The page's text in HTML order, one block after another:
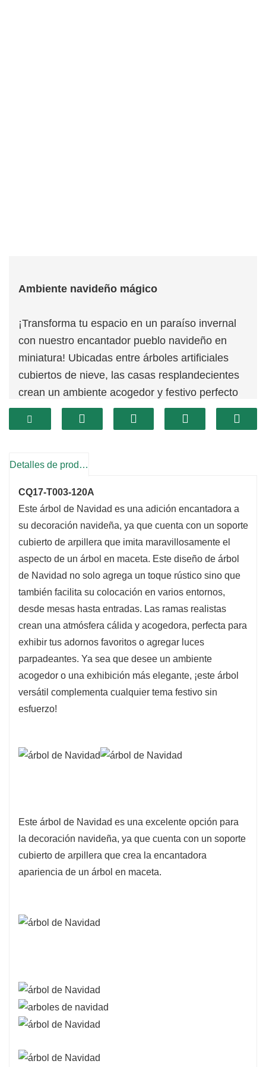
Ambiente navideño mágico
¡Transforma tu espacio en un paraíso invernal
con nuestro encantador pueblo navideño en
miniatura! Ubicadas entre árboles artificiales
cubiertos de nieve, las casas resplandecientes
crean un ambiente acogedor y festivo perfecto
para las fiestas.
navideño encaja perfectamente en cualquier
mesa o repisa, agregando sin esfuerzo un toque
de espíritu navideño a cualquier habitación.
Resplandor cálido y acogedor
Cada casa en miniatura emite una luz cálida,
mejorando el ambiente festivo y brindando un
ambiente tranquilo para sus reuniones
navideñas. Es la pieza central perfecta para
crear recuerdos duraderos.
Con ramitas de abeto artificiales que enmarcan
la configuración, este encantador pueblo
navideño cuenta con detalles realistas que dan
Detalles de producto
CQ17-T003-120A
Este árbol de Navidad es una adición encantadora a
su decoración navideña, ya que cuenta con un soporte
cubierto de arpillera que imita maravillosamente el
aspecto de un árbol en maceta. Este diseño de árbol
de Navidad no solo agrega un toque rústico sino que
también facilita su colocación en varios entornos,
desde mesas hasta entradas. Las ramas realistas
crean una atmósfera cálida y acogedora, perfecta para
exhibir tus adornos favoritos o agregar luces
parpadeantes. Ya sea que desee un ambiente
acogedor o una exhibición más elegante, ¡este árbol
versátil complementa cualquier tema festivo sin
esfuerzo!
Este árbol de Navidad es una excelente opción para
la decoración navideña, ya que cuenta con un soporte
cubierto de arpillera que crea la encantadora
apariencia de un árbol en maceta.